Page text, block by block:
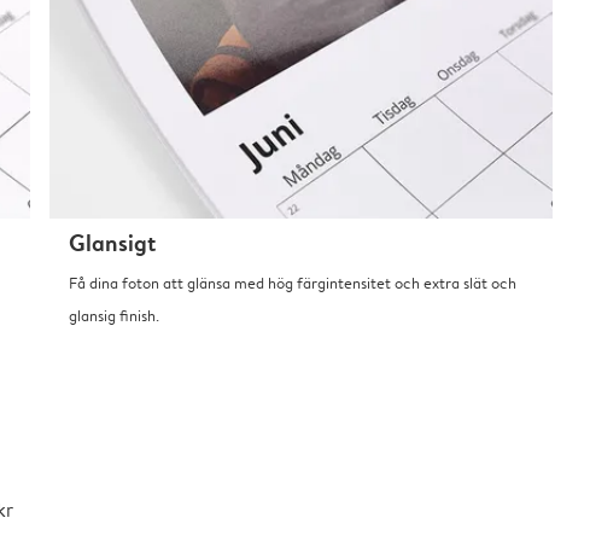
Glansigt
Få dina foton att glänsa med hög färgintensitet och extra slät och
glansig finish.